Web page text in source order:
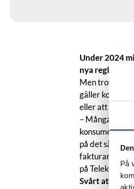
På
Under 2024
nya regler
Men trots
gäller
eller att de
– Många
på det
fakturan
på
Svårt att säga